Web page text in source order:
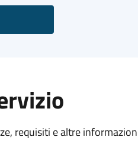
requisiti e altre